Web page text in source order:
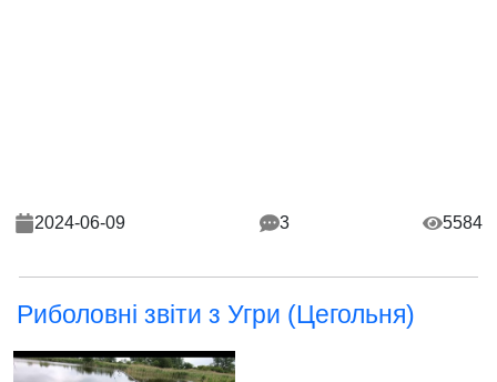
2024-06-09 3 5584
Риболовні звіти з Угри (Цегольня)